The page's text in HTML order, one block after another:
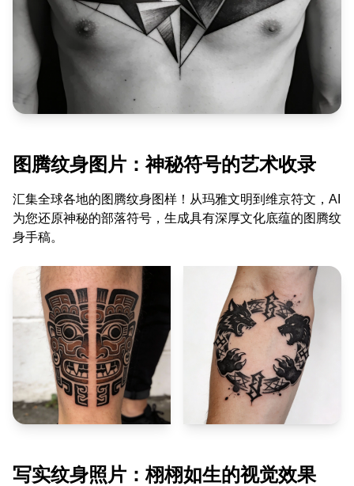
图腾纹身图片：神秘符号的艺术收录
汇集全球各地的图腾纹身图样！从玛雅文明到维京符文，AI
为您还原神秘的部落符号，生成具有深厚文化底蕴的图腾纹
身手稿。
写实纹身照片：栩栩如生的视觉效果